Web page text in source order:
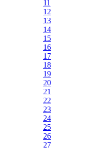
11
12
13
14
15
16
17
18
19
20
21
22
23
24
25
26
27